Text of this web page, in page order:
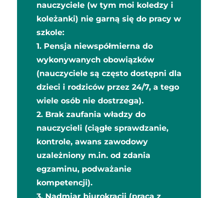
nauczyciele (w tym moi koledzy i
koleżanki) nie garną się do pracy w
szkole:
1. Pensja niewspółmierna do
wykonywanych obowiązków
(nauczyciele są często dostępni dla
dzieci i rodziców przez 24/7, a tego
wiele osób nie dostrzega).
2. Brak zaufania władzy do
nauczycieli (ciągłe sprawdzanie,
kontrole, awans zawodowy
uzależniony m.in. od zdania
egzaminu, podważanie
kompetencji).